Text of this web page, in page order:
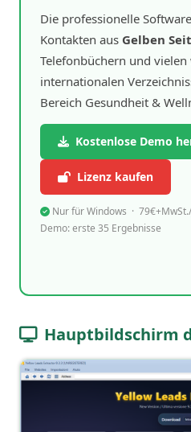
Die professionelle
Kontakten aus Gelben
Telefonbüchern und
internationalen
Bereich Gesundheit &
Kostenlose Demo
Lizenz kaufen
Nur für Windows ·
Demo: erste 35 Ergebnisse
Hauptbildschirm